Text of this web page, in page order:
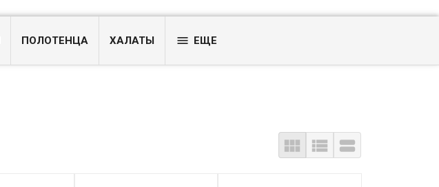
ПОЛОТЕНЦА ХАЛАТЫ  ЕЩЕ
  